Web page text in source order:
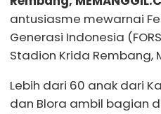
antusiasme mewarnai
Generasi Indonesia
Stadion Krida Rembang,
Lebih dari 60 anak dari
dan Blora ambil bagian